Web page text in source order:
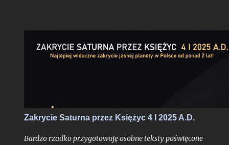
Zakrycie Saturna przez Księżyc 4 I 2025 A.D.
Bardzo rzadko przygotowuję osobne teksty poświęcone